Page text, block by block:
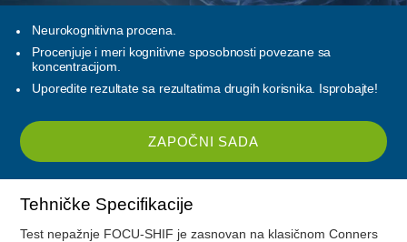
Neurokognitivna procena.
Procenjuje i meri kognitivne sposobnosti povezane sa
koncentracijom.
Uporedite rezultate sa rezultatima drugih korisnika. Isprobajte!
ZAPOČNI SADA
Tehničke Specifikacije
Test nepažnje FOCU-SHIF je zasnovan na klasičnom Conners